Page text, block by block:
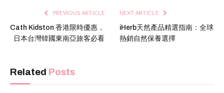
PREVIOUS ARTICLE
Cath Kidston 香港限時優惠，
日本台灣韓國東南亞旅客必看
NEXT ARTICLE
iHerb天然產品精選指南：全球
熱銷自然保養選擇
Related Posts